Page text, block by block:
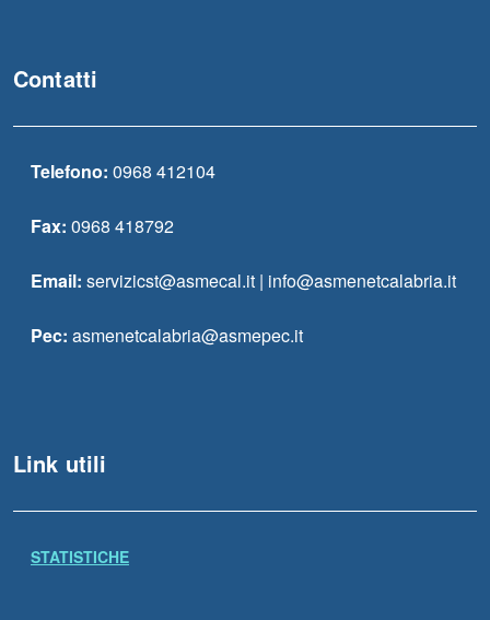
Contatti
Telefono: 0968 412104
Fax: 0968 418792
Email: servizicst@asmecal.it | info@asmenetcalabria.it
Pec: asmenetcalabria@asmepec.it
Link utili
STATISTICHE